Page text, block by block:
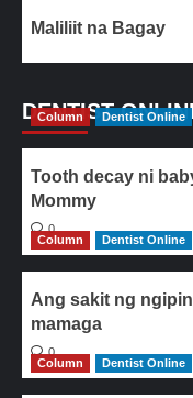
Maliliit na Bagay
DENTIST
Column Dentist Online
Tooth decay ni
Mommy
0
Column
Dentist Online
Ang sakit ng
mamaga
0
Column
Dentist Online